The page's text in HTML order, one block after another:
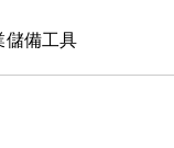
儲備工具